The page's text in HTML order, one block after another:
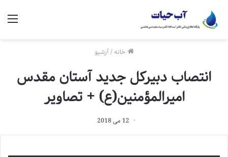
خانه/آرشیو
انتصاب دبیرکل جدید آستان مقدس
امیرالمؤمنین(ع) + تصاویر
12 می 2018